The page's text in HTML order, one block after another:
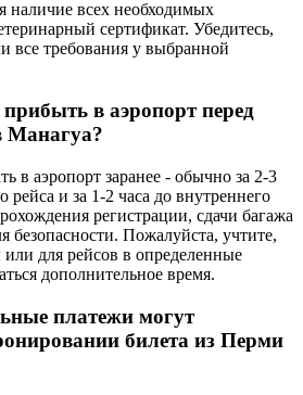
наличие всех необходимых
сертификат. Убедитесь,
все требования у выбранной
в аэропорт перед
Манагуа?
в аэропорт заранее - обычно за 2-3
рейса и за 1-2 часа до внутреннего
регистрации, сдачи багажа
безопасности. Пожалуйста, учтите,
для рейсов в определенные
дополнительное время.
платежи могут
билета из Перми